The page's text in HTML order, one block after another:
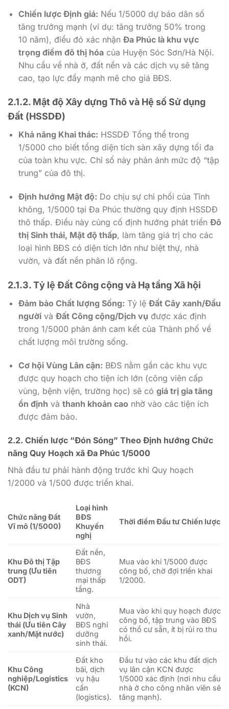
Chiến lược Định giá: Nếu 1/5000 dự báo dân số
tăng trưởng mạnh (ví dụ: tăng trưởng 50% trong
10 năm), điều đó xác nhận Đa Phúc là khu vực
trọng điểm đô thị hóacủa Huyện Sóc Sơn/Hà Nội.
Nhu cầu về nhà ở, đất nền và các dịch vụ sẽ tăng
cao, tạo lực đẩy mạnh mẽ cho giá BĐS.
2.1.2. Mật độ Xây dựng Thô và Hệ số Sử dụng
Đất (HSSDĐ)
Khả năng Khai thác: HSSDĐ Tổng thể trong
1/5000 cho biết tổng diện tích sàn xây dựng tối đa
của toàn khu vực. Chỉ số này phản ánh mức độ “tập
trung” của đô thị.
Định hướng Mật độ: Do chịu sự chi phối của Tĩnh
không, 1/5000 tại Đa Phúc thường quy định HSSDĐ
thô thấp. Điều này củng cố định hướng phát triển Đô
thị Sinh thái, Mật độ thấp, làm tăng giá trị cho các
loại hình BĐS có diện tích lớn như biệt thự, nhà
vườn, và đất nền phân lô rộng.
2.1.3. Tỷ lệ Đất Công cộng và Hạ tầng Xã hội
Đảm bảo Chất lượng Sống: Tỷ lệ Đất Cây xanh/Đầu
ngườivà Đất Công cộng/Dịch vụ được xác định
trong 1/5000 phản ánh cam kết của Thành phố về
chất lượng môi trường sống.
Cơ hội Vùng Lân cận: BĐS nằm gần các khu vực
được quy hoạch cho tiện ích lớn (công viên cấp
vùng, bệnh viện, trường học) sẽ có giá trị gia tăng
ổn định và thanh khoản cao nhờ vào các tiện ích
được đảm bảo.
2.2. Chiến lược “Đón Sóng” Theo Định hướng Chức
năng Quy Hoạch xã Đa Phúc 1/5000
Nhà đầu tư phải hành động trước khi Quy hoạch
1/2000 và 1/500 được triển khai.
Chức năng Đất
Vĩ mô (1/5000)
Loại hình
BĐS
Khuyến
nghị
Thời điểm Đầu tư Chiến lược
Khu Đô thị Tập
trung (Ưu tiên
ODT)
Đất nền,
BĐS
thương
mại thấp
tầng.
Mua vào khi1/5000 được
công bố, chờ đợi triển khai
1/2000.
Khu Dịch vụ Sinh
thái (Ưu tiên Cây
xanh/Mặt nước)
Nhà
vườn,
BĐS nghỉ
dưỡng
sinh thái.
Mua vào khi quy hoạch được
công bố, tập trung vào BĐS
có thổ cư sẵn, ít bị rủi ro thu
hồi.
Khu Công
nghiệp/Logistics
(KCN)
Đất kho
bãi, dịch
vụ hậu
cần
(logistics).
Đầu tư vào các khu đất dịch
vụ lân cận KCN được
1/5000 xác định (nơi nhu cầu
nhà ở cho công nhân viên sẽ
tăng mạnh).